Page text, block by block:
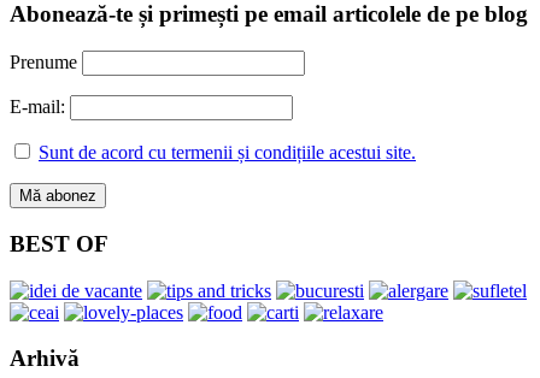
Abonează-te și primești pe email articolele de pe blog
Prenume
E-mail:
Sunt de acord cu termenii și condițiile acestui site.
BEST OF
Arhivă